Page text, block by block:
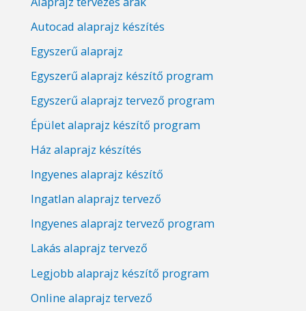
Autocad alaprajz készítés
Egyszerű alaprajz
Egyszerű alaprajz készítő program
Egyszerű alaprajz tervező program
Épület alaprajz készítő program
Ház alaprajz készítés
Ingyenes alaprajz készítő
Ingatlan alaprajz tervező
Ingyenes alaprajz tervező program
Lakás alaprajz tervező
Legjobb alaprajz készítő program
Online alaprajz tervező